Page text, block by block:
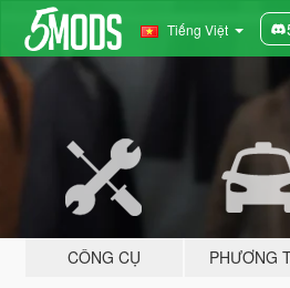
Tiếng Việt
CÔNG CỤ PHƯƠNG